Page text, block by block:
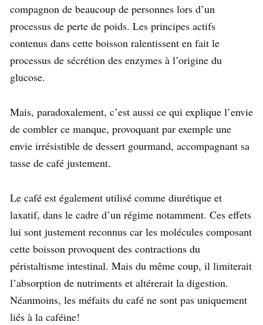
compagnon de beaucoup de personnes lors d’un
processus de perte de poids. Les principes actifs
contenus dans cette boisson ralentissent en fait le
processus de sécrétion des enzymes à l’origine du
glucose.
Mais, paradoxalement, c’est aussi ce qui explique l’envie
de combler ce manque, provoquant par exemple une
envie irrésistible de dessert gourmand, accompagnant sa
tasse de café justement.
Le café est également utilisé comme diurétique et
laxatif, dans le cadre d’un régime notamment. Ces effets
lui sont justement reconnus car les molécules composant
cette boisson provoquent des contractions du
péristaltisme intestinal. Mais du même coup, il limiterait
l’absorption de nutriments et altérerait la digestion.
Néanmoins, les méfaits du café ne sont pas uniquement
liés à la caféine!